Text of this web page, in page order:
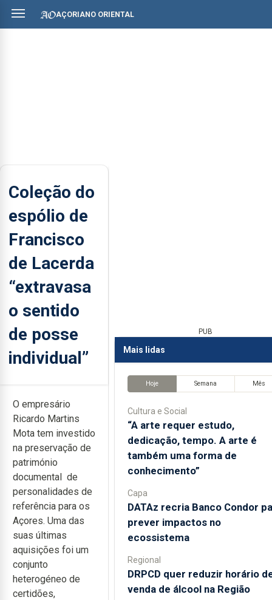
AÇORIANO ORIENTAL
Coleção do
espólio de
Francisco
de Lacerda
“extravasa
o sentido
de posse
individual”
O empresário
Ricardo Martins
Mota tem investido
na preservação de
património
documental de
personalidades de
referência para os
Açores. Uma das
suas últimas
aquisições foi um
conjunto
heterogéneo de
certidões,
PUB
Mais lidas
Hoje Semana Mês
Cultura e Social
“A arte requer estudo,
dedicação, tempo. A arte é
também uma forma de
conhecimento”
Capa
DATAz recria Banco Condor
prever impactos no
ecossistema
Regional
DRPCD quer reduzir horário
venda de álcool na Região